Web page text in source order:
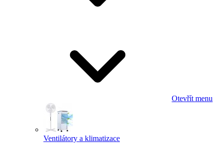
Otevřít menu
Ventilátory a klimatizace